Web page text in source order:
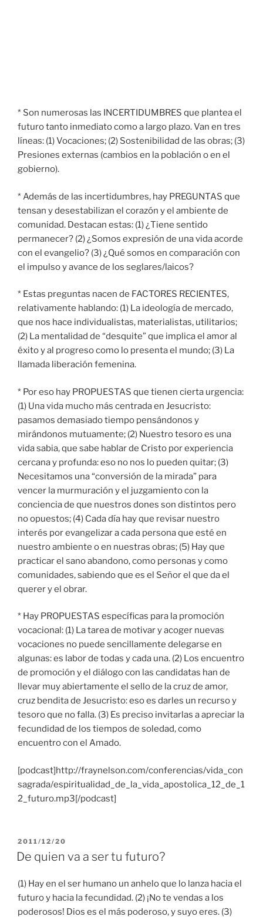
* Son numerosas las INCERTIDUMBRES que plantea el
futuro tanto inmediato como a largo plazo. Van en tres
líneas: (1) Vocaciones; (2) Sostenibilidad de las obras; (3)
Presiones externas (cambios en la población o en el
gobierno).
* Además de las incertidumbres, hay PREGUNTAS que
tensan y desestabilizan el corazón y el ambiente de
comunidad. Destacan estas: (1) ¿Tiene sentido
permanecer? (2) ¿Somos expresión de una vida acorde
con el evangelio? (3) ¿Qué somos en comparación con
el impulso y avance de los seglares/laicos?
* Estas preguntas nacen de FACTORES RECIENTES,
relativamente hablando: (1) La ideología de mercado,
que nos hace individualistas, materialistas, utilitarios;
(2) La mentalidad de “desquite” que implica el amor al
éxito y al progreso como lo presenta el mundo; (3) La
llamada liberación femenina.
* Por eso hay PROPUESTAS que tienen cierta urgencia:
(1) Una vida mucho más centrada en Jesucristo:
pasamos demasiado tiempo pensándonos y
mirándonos mutuamente; (2) Nuestro tesoro es una
vida sabia, que sabe hablar de Cristo por experiencia
cercana y profunda: eso no nos lo pueden quitar; (3)
Necesitamos una “conversión de la mirada” para
vencer la murmuración y el juzgamiento con la
conciencia de que nuestros dones son distintos pero
no opuestos; (4) Cada día hay que revisar nuestro
interés por evangelizar a cada persona que esté en
nuestro ambiente o en nuestras obras; (5) Hay que
practicar el sano abandono, como personas y como
comunidades, sabiendo que es el Señor el que da el
querer y el obrar.
* Hay PROPUESTAS específicas para la promoción
vocacional: (1) La tarea de motivar y acoger nuevas
vocaciones no puede sencillamente delegarse en
algunas: es labor de todas y cada una. (2) Los encuentro
de promoción y el diálogo con las candidatas han de
llevar muy abiertamente el sello de la cruz de amor,
cruz bendita de Jesucristo: eso es darles un recurso y
tesoro que no falla. (3) Es preciso invitarlas a apreciar la
fecundidad de los tiempos de soledad, como
encuentro con el Amado.
[podcast]http://fraynelson.com/conferencias/vida_con
sagrada/espiritualidad_de_la_vida_apostolica_12_de_1
2_futuro.mp3[/podcast]
PUBLICADO
EL
2011/12/20
De quien va a ser tu futuro?
(1) Hay en el ser humano un anhelo que lo lanza hacia el
futuro y hacia la fecundidad. (2) ¡No te vendas a los
poderosos! Dios es el más poderoso, y suyo eres. (3)